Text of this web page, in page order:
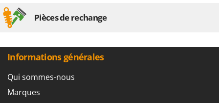
Ribimex
Ritter
River Systems
Robomow
Rossofuoco
Pièces de rechange
Informations générales
Qui sommes-nous
Marques